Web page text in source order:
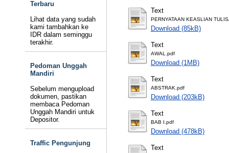
Terbaru
Lihat data yang sudah
kami tambahkan ke
IDR dalam seminggu
terakhir.
Pedoman Unggah
Mandiri
Sebelum mengupload
dokumen, pastikan
membaca Pedoman
Unggah Mandiri untuk
Depositor.
Traffic Pengunjung
Text
PERNYATAAN KEASLIAN
Download (85kB)
Text
AWAL.pdf
Download (1MB)
Text
ABSTRAK.pdf
Download (203kB)
Text
BAB I.pdf
Download (478kB)
Text